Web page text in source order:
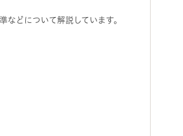
どについて解説しています。